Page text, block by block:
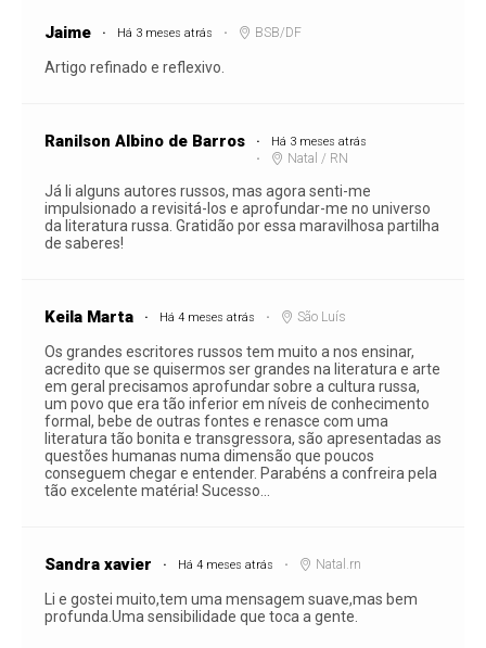
Jaime Há 3 meses atrás BSB/DF
Artigo refinado e reflexivo.
Ranilson Albino de Barros Há 3 meses atrás
Natal / RN
Já li alguns autores russos, mas agora senti-me
impulsionado a revisitá-los e aprofundar-me no universo
da literatura russa. Gratidão por essa maravilhosa partilha
de saberes!
Keila Marta Há 4 meses atrás São Luís
Os grandes escritores russos tem muito a nos ensinar,
acredito que se quisermos ser grandes na literatura e arte
em geral precisamos aprofundar sobre a cultura russa,
um povo que era tão inferior em níveis de conhecimento
formal, bebe de outras fontes e renasce com uma
literatura tão bonita e transgressora, são apresentadas as
questões humanas numa dimensão que poucos
conseguem chegar e entender. Parabéns a confreira pela
tão excelente matéria! Sucesso...
Sandra xavier Há 4 meses atrás Natal.rn
Li e gostei muito,tem uma mensagem suave,mas bem
profunda.Uma sensibilidade que toca a gente.